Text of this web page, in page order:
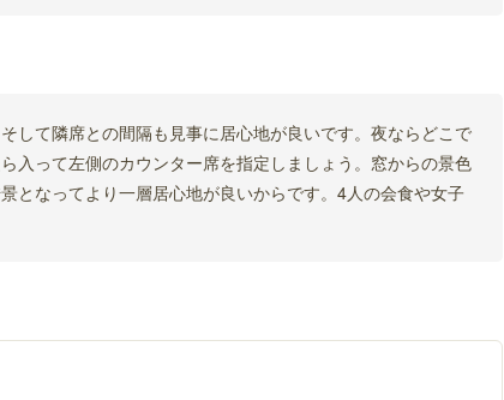
して隣席との間隔も見事に居心地が良いです。夜ならどこで
入って左側のカウンター席を指定しましょう。窓からの景色
となってより一層居心地が良いからです。4人の会食や女子